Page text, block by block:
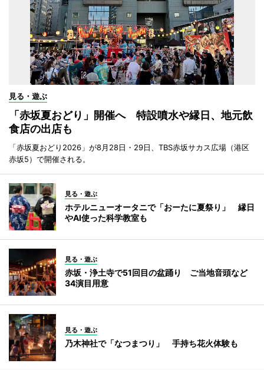
見る・遊ぶ
「赤坂夏おどり」開催へ 特設噴水や縁日、地元飲
食店の出店も
「赤坂夏おどり2026」が8月28日・29日、TBS赤坂サカス広場（港区
赤坂5）で開催される。
見る・遊ぶ
ホテルニューオータニで「おーたに夏祭り」 縁日
やAI使った科学教室も
見る・遊ぶ
赤坂・浄土寺で51回目の盆踊り ご当地音頭など
34演目用意
見る・遊ぶ
乃木神社で「なつまつり」 手持ち花火体験も